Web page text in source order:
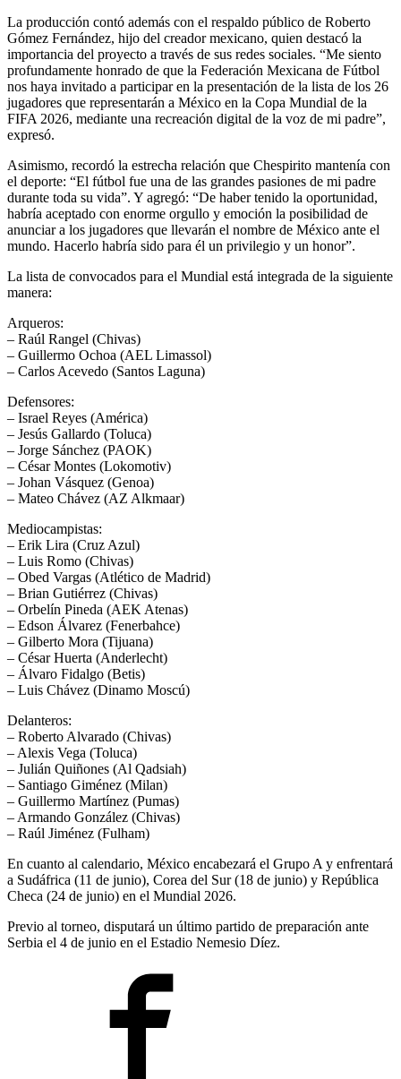
La producción contó además con el respaldo público de Roberto
Gómez Fernández, hijo del creador mexicano, quien destacó la
importancia del proyecto a través de sus redes sociales. “Me siento
profundamente honrado de que la Federación Mexicana de Fútbol
nos haya invitado a participar en la presentación de la lista de los 26
jugadores que representarán a México en la Copa Mundial de la
FIFA 2026, mediante una recreación digital de la voz de mi padre”,
expresó.
Asimismo, recordó la estrecha relación que Chespirito mantenía con
el deporte: “El fútbol fue una de las grandes pasiones de mi padre
durante toda su vida”. Y agregó: “De haber tenido la oportunidad,
habría aceptado con enorme orgullo y emoción la posibilidad de
anunciar a los jugadores que llevarán el nombre de México ante el
mundo. Hacerlo habría sido para él un privilegio y un honor”.
La lista de convocados para el Mundial está integrada de la siguiente
manera:
Arqueros:
– Raúl Rangel (Chivas)
– Guillermo Ochoa (AEL Limassol)
– Carlos Acevedo (Santos Laguna)
Defensores:
– Israel Reyes (América)
– Jesús Gallardo (Toluca)
– Jorge Sánchez (PAOK)
– César Montes (Lokomotiv)
– Johan Vásquez (Genoa)
– Mateo Chávez (AZ Alkmaar)
Mediocampistas:
– Erik Lira (Cruz Azul)
– Luis Romo (Chivas)
– Obed Vargas (Atlético de Madrid)
– Brian Gutiérrez (Chivas)
– Orbelín Pineda (AEK Atenas)
– Edson Álvarez (Fenerbahce)
– Gilberto Mora (Tijuana)
– César Huerta (Anderlecht)
– Álvaro Fidalgo (Betis)
– Luis Chávez (Dinamo Moscú)
Delanteros:
– Roberto Alvarado (Chivas)
– Alexis Vega (Toluca)
– Julián Quiñones (Al Qadsiah)
– Santiago Giménez (Milan)
– Guillermo Martínez (Pumas)
– Armando González (Chivas)
– Raúl Jiménez (Fulham)
En cuanto al calendario, México encabezará el Grupo A y enfrentará
a Sudáfrica (11 de junio), Corea del Sur (18 de junio) y República
Checa (24 de junio) en el Mundial 2026.
Previo al torneo, disputará un último partido de preparación ante
Serbia el 4 de junio en el Estadio Nemesio Díez.